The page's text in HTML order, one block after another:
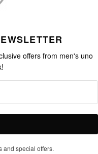
offers from men's uno
and special offers.